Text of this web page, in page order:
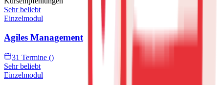
Sehr beliebt
Einzelmodul
Agiles Management
31 Termine ()
Sehr beliebt
Einzelmodul